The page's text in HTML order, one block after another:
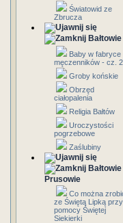
Światowid ze
Zbrucza
Bałtowie
Baby w fabryce
męczenników - cz. 2
Groby końskie
Obrzęd
ciałopalenia
Religia Bałtów
Uroczystości
pogrzebowe
Zaślubiny
Bałtowie
Prusowie
Co można
ze Świętą Lipką przy
pomocy Świętej
Siekierki